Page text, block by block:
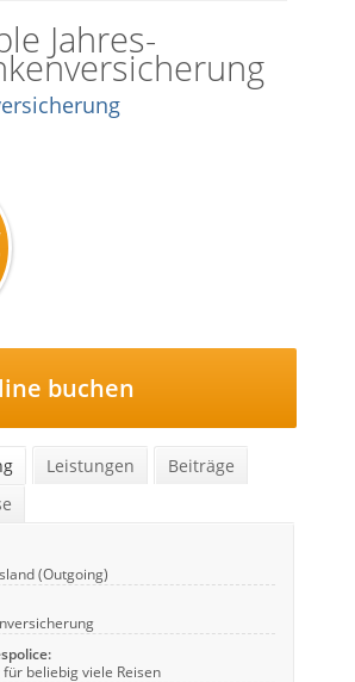
Jahres-
buchen
Leistungen
Beiträge
(Outgoing)
beliebig viele Reisen